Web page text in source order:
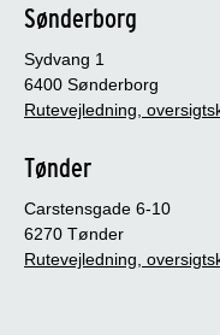
Sønderborg
Sydvang 1
6400 Sønderborg
Rutevejledning,
Tønder
Carstensgade 6-10
6270 Tønder
Rutevejledning,